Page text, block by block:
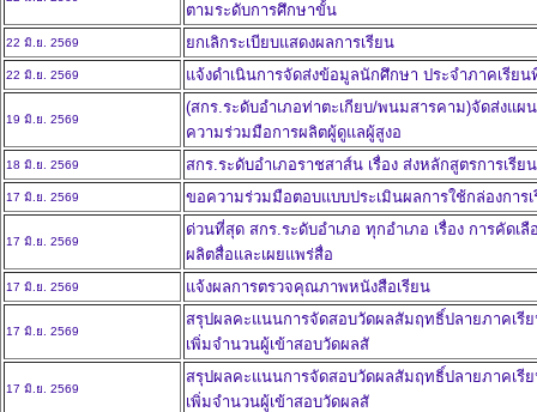
ตามระดับการศึกษาขั้น
22 มิ.ย. 2569 ยกเลิกระเบียบแสดงผลการเรียน
22 มิ.ย. 2569 แจ้งดำเนินการจัดส่งข้อมูลนักศึกษา ประจำภาคเรียน
19 มิ.ย. 2569
(สกร.ระดับอำเภอท่าตะเกียบ/พนมสารคาม)จัดส่งแผ
ความร่วมมือการผลิตผู้ดูแลผู้สูงอ
18 มิ.ย. 2569 สกร.ระดับอำเภอราชสาส์น เรื่อง ส่งหลักสูตรการเรีย
17 มิ.ย. 2569 ขอความร่วมมือตอบแบบประเมินผลการใช้กล่องการ
17 มิ.ย. 2569
ด่วนที่สุด สกร.ระดับอำเภอ ทุกอำเภอ เรื่อง การคัดเ
ผลิตสื่อและเผยแพร่สื่อ
17 มิ.ย. 2569 แจ้งผลการตรวจคุณภาพหนังสือเรียน
17 มิ.ย. 2569
สรุปผลคะแนนการจัดสอบวัดผลสัมฤทธิ์ปลายภาคเรี
เพิ่มจำนวนผู้เข้าสอบวัดผลสั
17 มิ.ย. 2569
สรุปผลคะแนนการจัดสอบวัดผลสัมฤทธิ์ปลายภาคเรี
เพิ่มจำนวนผู้เข้าสอบวัดผลสั